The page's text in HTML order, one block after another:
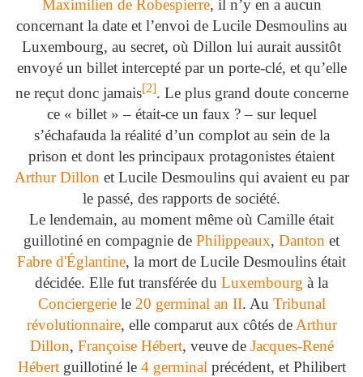
Maximilien de Robespierre, il n’y en a aucun
concernant la date et l’envoi de Lucile Desmoulins au
Luxembourg, au secret, où Dillon lui aurait aussitôt
envoyé un billet intercepté par un porte-clé, et qu’elle
ne reçut donc jamais[2]. Le plus grand doute concerne
ce « billet » – était-ce un faux ? – sur lequel
s’échafauda la réalité d’un complot au sein de la
prison et dont les principaux protagonistes étaient
Arthur Dillon et Lucile Desmoulins qui avaient eu par
le passé, des rapports de société.
Le lendemain, au moment même où Camille était
guillotiné en compagnie de Philippeaux, Danton et
Fabre d'Églantine, la mort de Lucile Desmoulins était
décidée. Elle fut transférée du Luxembourg à la
Conciergeriele 20 germinal an II. Au Tribunal
révolutionnaire, elle comparut aux côtés de Arthur
Dillon, Françoise Hébert, veuve de Jacques-René
Hébertguillotiné le 4 germinal précédent, et Philibert